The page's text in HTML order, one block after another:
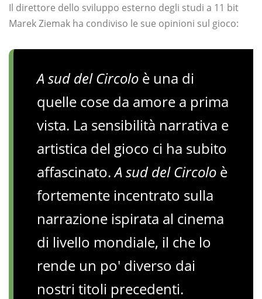
Il direttore dello sviluppo esterno degli studi a 11 bit
Marek Ziemak ha condiviso le sue opinioni sul gioco:
A sud del Circolo è una di
quelle cose da amore a prima
vista. La sensibilità narrativa e
artistica del gioco ci ha subito
affascinato.A sud del Circolo è
fortemente incentrato sulla
narrazione ispirata al cinema
di livello mondiale, il che lo
rende un po' diverso dai
nostri titoli precedenti.